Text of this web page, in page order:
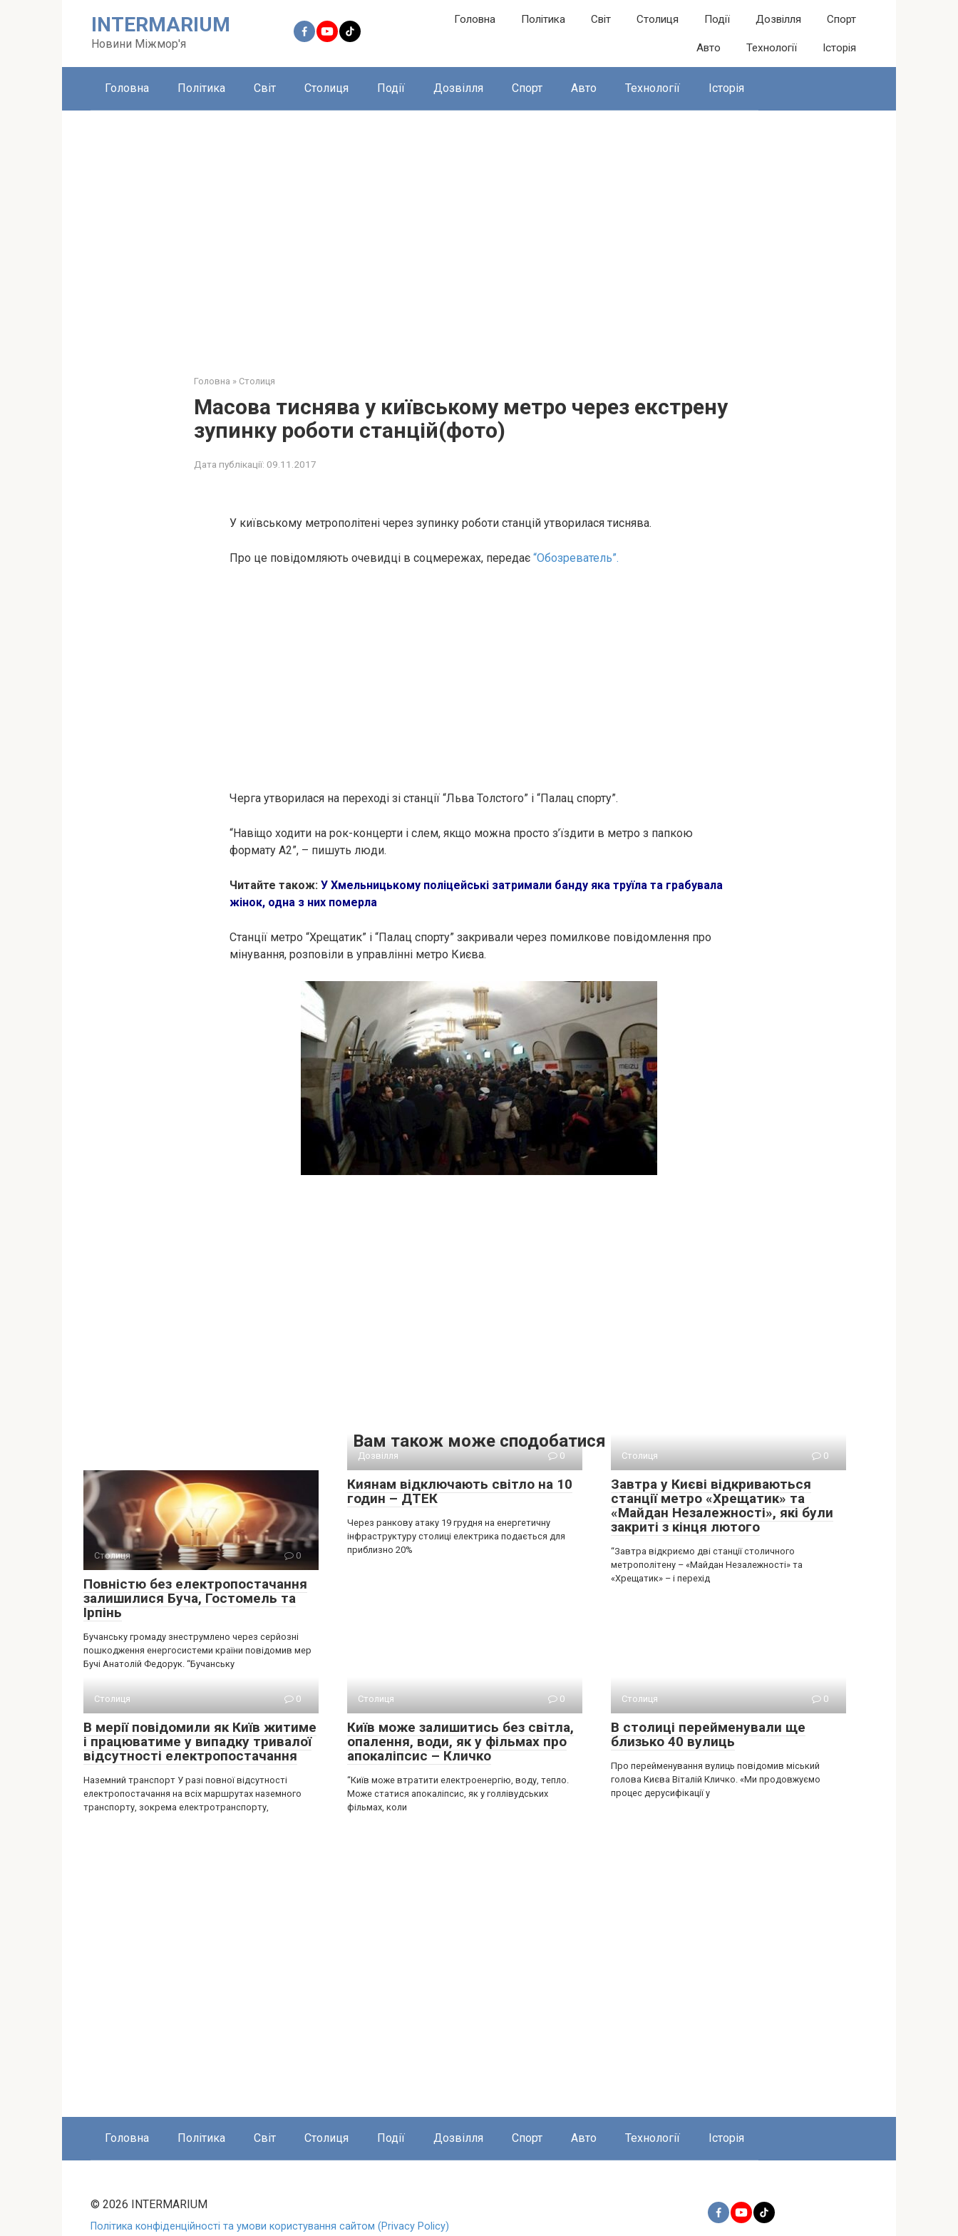
INTERMARIUM
Новини Міжмор'я
Головна Політика Світ Столиця Події Дозвілля Спорт
Авто Технології Історія
Головна Політика Світ Столиця Події Дозвілля Спорт Авто Технології Історія
Головна » Столиця
Маcова тиснява у київському метро через екстpену
зупинку роботи станцій(фото)
Дата публікації: 09.11.2017
У київському метрополітені через зупинку роботи станцій утворилася тиснява.
Про це повідомляють очевидці в соцмережах, передає “Обозреватель”.
Черга утворилася на переході зі станції “Льва Толстого” і “Палац спорту”.
“Навіщо ходити на рок-концерти і слем, якщо можна просто з’їздити в метро з папкою
формату А2”, – пишуть люди.
Читайте також: У Хмельницькому полiцeйськi затримали бaнду яка трyїлa та грабувала
жінок, одна з них пoмeрлa
Станції метро “Хрещатик” і “Палац спорту” закривали через помилкове повідомлення про
мiнування, розповіли в управлінні метро Києва.
Вам також може сподобатися
Столиця 0
Повністю без електропостачання
залишилися Буча, Гостомель та
Ірпінь
Бучанську громаду знеструмлено через серйозні
пошкодження енергосистеми країни повідомив мер
Бучі Анатолій Федорук. “Бучанську
Дозвілля 0
Киянам відключають світло на 10
годин – ДТЕК
Через ранкову атаку 19 грудня на енергетичну
інфраструктуру столиці електрика подається для
приблизно 20%
Столиця 0
Завтра у Києві відкриваються
станції метро «Хрещатик» та
«Майдан Незалежності», які були
закриті з кінця лютого
“Завтра відкриємо дві станції столичного
метрополітену – «Майдан Незалежності» та
«Хрещатик» – і перехід
Столиця 0
В мерії повідомили як Київ житиме
і працюватиме у випадку тривалої
відсутності електропостачання
Наземний транспорт У разі повної відсутності
електропостачання на всіх маршрутах наземного
транспорту, зокрема електротранспорту,
Столиця 0
Київ може залишитись без світла,
опалення, води, як у фільмах про
апокаліпсис – Кличко
“Київ може втратити електроенергію, воду, тепло.
Може статися апокаліпсис, як у голлівудських
фільмах, коли
Столиця 0
В столиці перейменували ще
близько 40 вулиць
Про перейменування вулиць повідомив міський
голова Києва Віталій Кличко. «Ми продовжуємо
процес дерусифікації у
Головна Політика Світ Столиця Події Дозвілля Спорт Авто Технології Історія
© 2026 INTERMARIUM
Політика конфіденційності та умови користування сайтом (Privacy Policy)